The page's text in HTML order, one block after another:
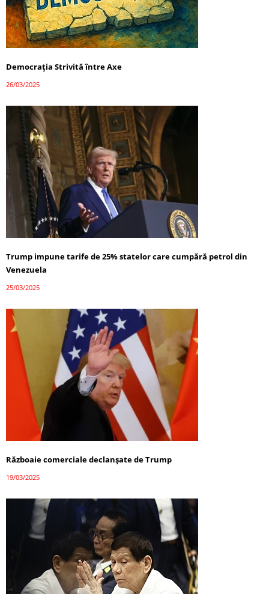
Democrația Strivită între Axe
26/03/2025
Trump impune tarife de 25% statelor care cumpără petrol din
Venezuela
25/03/2025
Războaie comerciale declanșate de Trump
19/03/2025